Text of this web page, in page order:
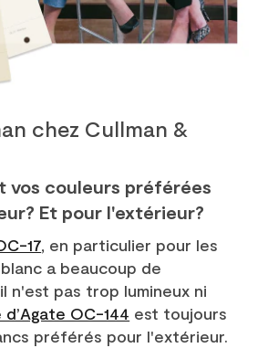
chez Cullman &
vos couleurs préférées
Et pour l'extérieur?
17, en particulier pour les
a beaucoup de
n'est pas trop lumineux ni
d’Agate OC-144 est toujours
préférés pour l'extérieur.